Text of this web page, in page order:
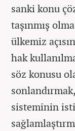
sanki konu
taşınmış
ülkemiz
hak
söz konusu
sisteminin